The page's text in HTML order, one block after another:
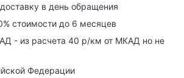
в день обращения
стоимости до 6 месяцев
- из расчета 40 р/км от МКАД но не